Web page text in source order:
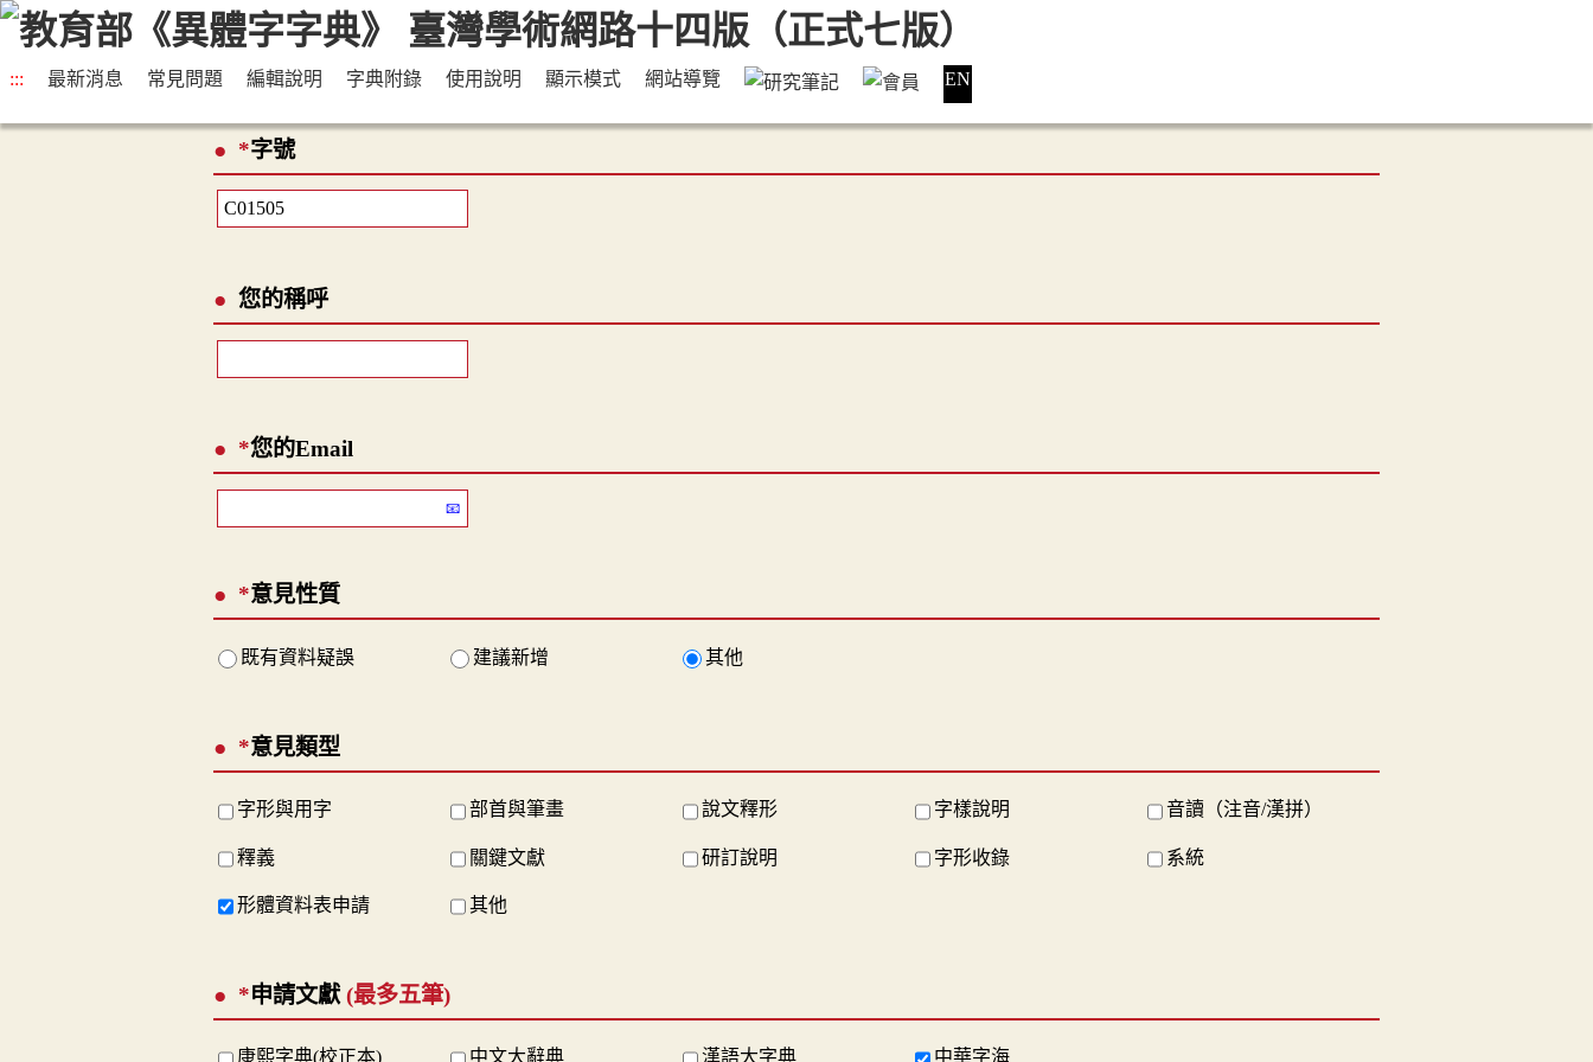
::: 最新消息 常見問題 編輯說明 字典附錄 使用說明 顯示模式 網站導覽 EN
*字號
您的稱呼
*您的Email
*意見性質
既有資料疑誤 建議新增 其他
*意見類型
字形與用字 部首與筆畫 說文釋形 字樣說明 音讀（注音/漢拼）
釋義 關鍵文獻 研訂說明 字形收錄 系統
形體資料表申請 其他
*申請文獻 (最多五筆)
康熙字典(校正本) 中文大辭典 漢語大字典 中華字海